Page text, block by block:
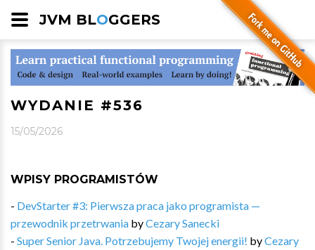
JVM BLOGGERS
WYDANIE #536
15/05/2026
WPISY PROGRAMISTÓW
- DevStarter #3: Pierwsza praca jako programista —
przewodnik przetrwania byCezary Sanecki
- Super Senior Java. Potrzebujemy Twojej energii! byCezary